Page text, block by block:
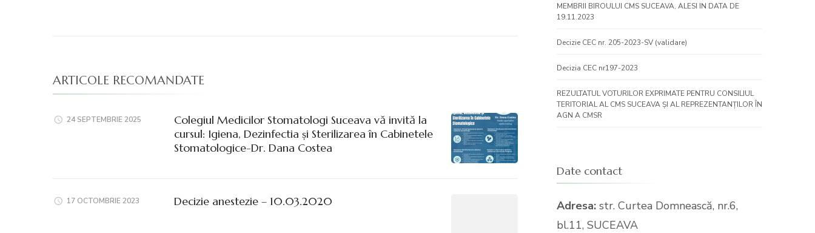
ARTICOLE RECOMANDATE
24 SEPTEMBRIE 2025
Colegiul Medicilor Stomatologi Suceava vă invită la
cursul: Igiena, Dezinfectia și Sterilizarea în Cabinetele
Stomatologice-Dr. Dana Costea
17 OCTOMBRIE 2023 Decizie anestezie – 10.03.2020
MEMBRII BIROULUI CMS SUCEAVA, ALESI IN DATA DE
19.11.2023
Decizie CEC nr. 205-2023-SV (validare)
Decizia CEC nr197-2023
REZULTATUL VOTURILOR EXPRIMATE PENTRU CONSILIUL
TERITORIAL AL CMS SUCEAVA ȘI AL REPREZENTANȚILOR ÎN
AGN A CMSR
Date contact
Adresa:str. Curtea Domnească, nr.6,
bl.11, SUCEAVA